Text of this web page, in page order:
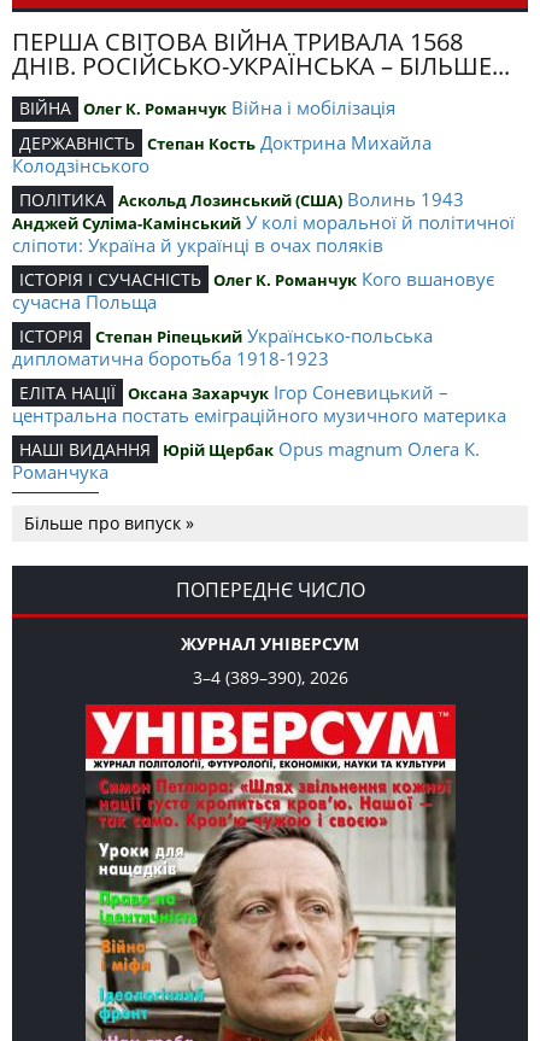
ПЕРША СВІТОВА ВІЙНА ТРИВАЛА 1568
ДНІВ. РОСІЙСЬКО-УКРАЇНСЬКА – БІЛЬШЕ...
ВІЙНА Олег К. Романчук Війна і мобілізація
ДЕРЖАВНІСТЬ Степан Кость Доктрина Михайла
Колодзінського
ПОЛІТИКА Аскольд Лозинський (США) Волинь 1943
Анджей Суліма-Камінський У колі моральної й політичної
сліпоти: Україна й українці в очах поляків
ІСТОРІЯ І СУЧАСНІСТЬ Олег К. Романчук Кого вшановує
сучасна Польща
ІСТОРІЯ Степан Ріпецький Українсько-польська
дипломатична боротьба 1918-1923
ЕЛІТА НАЦІЇ Оксана Захарчук Ігор Соневицький –
центральна постать еміграційного музичного материка
НАШІ ВИДАННЯ Юрій Щербак Opus magnum Олега К.
Романчука
Романчука
СЛОВО РЕДАКЦІЙНЕ Олег К. Романчук Журавель і синиця
як уособлення української політстратегії й тактики
Більше про випуск »
ПОПЕРЕДНЄ ЧИСЛО
ЖУРНАЛ УНІВЕРСУМ
3–4 (389–390), 2026